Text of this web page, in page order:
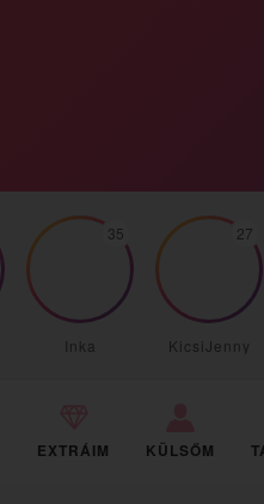
Inka
35
KicsiJenny
27
EXTRÁIM KÜLSŐM